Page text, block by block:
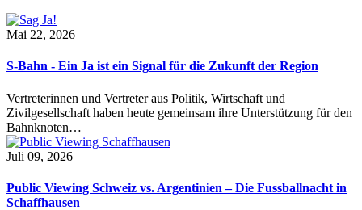
Mai 22, 2026
S-Bahn - Ein Ja ist ein Signal für die Zukunft der Region
Vertreterinnen und Vertreter aus Politik, Wirtschaft und
Zivilgesellschaft haben heute gemeinsam ihre Unterstützung für den
Bahnknoten…
Juli 09, 2026
Public Viewing Schweiz vs. Argentinien – Die Fussballnacht in
Schaffhausen